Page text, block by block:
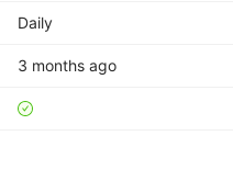
Daily
3 months ago